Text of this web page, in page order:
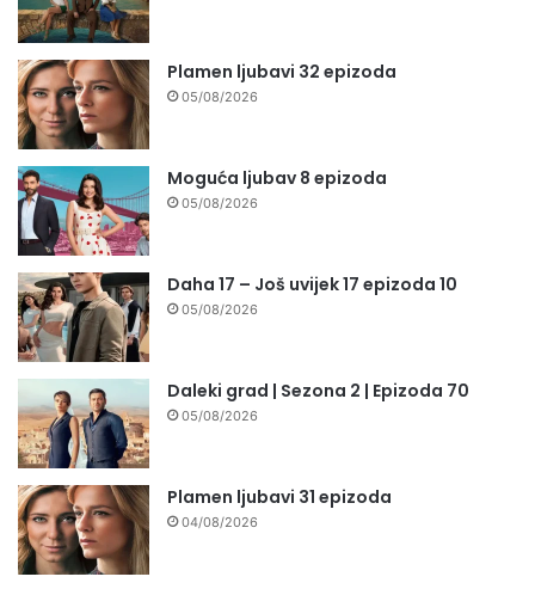
Plamen ljubavi 32 epizoda
05/08/2026
Moguća ljubav 8 epizoda
05/08/2026
Daha 17 – Još uvijek 17 epizoda 10
05/08/2026
Daleki grad | Sezona 2 | Epizoda 70
05/08/2026
Plamen ljubavi 31 epizoda
04/08/2026